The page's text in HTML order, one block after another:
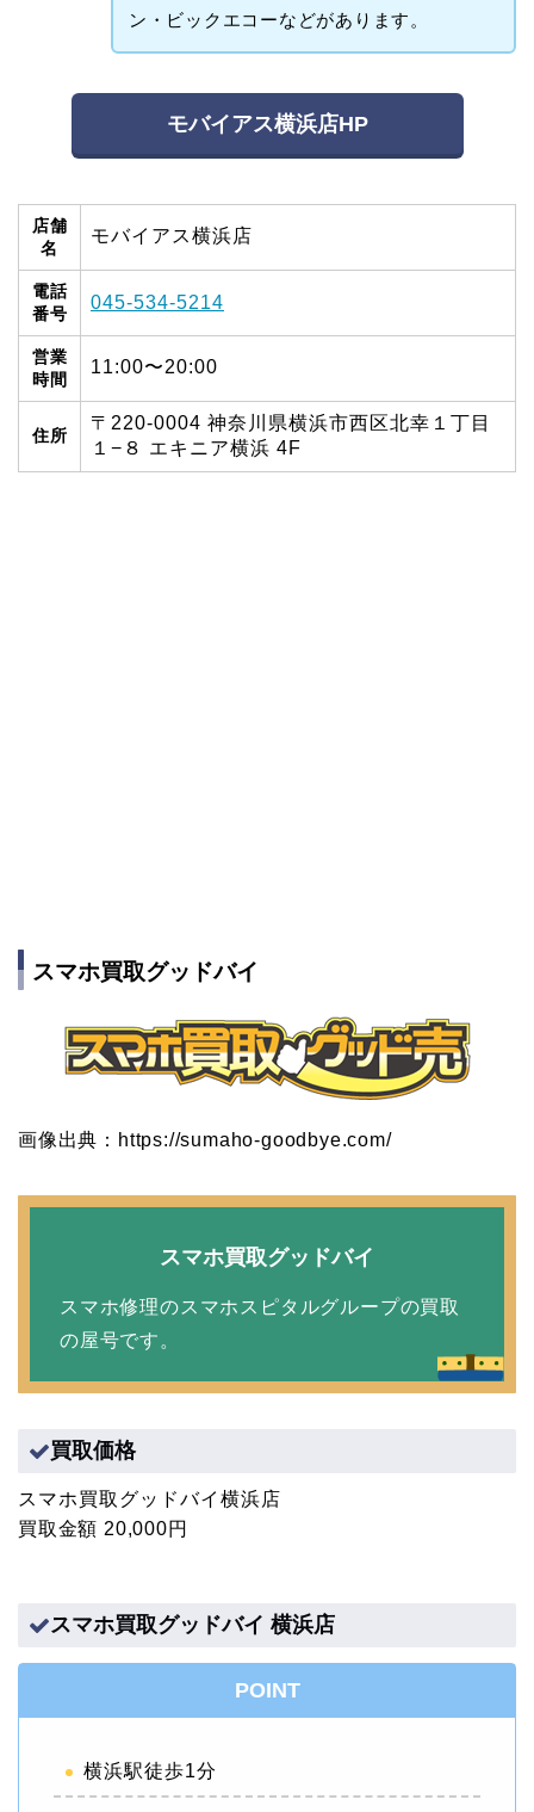
ン・ビックエコーなどがあります。
モバイアス横浜店HP
店舗
名
モバイアス横浜店
電話
番号
045-534-5214
営業
時間
11:00〜20:00
住所
〒220-0004 神奈川県横浜市西区北幸１丁目
１−８ エキニア横浜 4F
スマホ買取グッドバイ
画像出典：https://sumaho-goodbye.com/
スマホ買取グッドバイ
スマホ修理のスマホスピタルグループの買取
の屋号です。
買取価格
スマホ買取グッドバイ横浜店
買取金額 20,000円
スマホ買取グッドバイ 横浜店
POINT
横浜駅徒歩1分